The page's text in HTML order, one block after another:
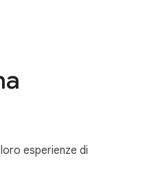
esperienze di